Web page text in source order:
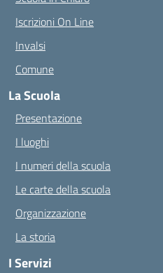
Iscrizioni On Line
Invalsi
Comune
La Scuola
Presentazione
I luoghi
I numeri della scuola
Le carte della scuola
Organizzazione
La storia
I Servizi